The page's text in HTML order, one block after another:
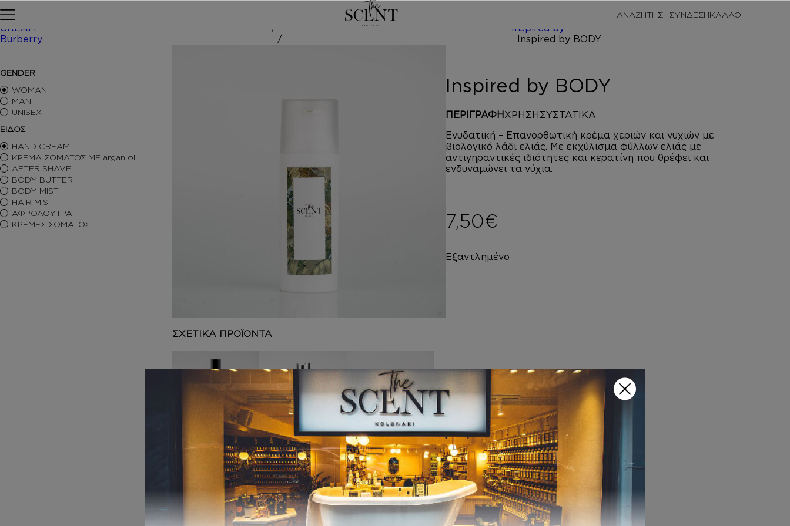
ΑΝΑΖΗΤΗΣΗΣΥΝΔΕΣΗ
ΑΦΡΟΛΟΥΤΡΑ
ΚΡΕΜΕΣ ΣΩΜΑΤΟΣ
BODY BUTTER
BODY MIST
HAIR MIST
BODY SORBET – AFTER SUN
HAIR OILS
SHIMMERING BODY OIL
SKINCARE
ΑΝΤΙΣΗΠΤΙΚΑ
ΑΡΩΜΑΤΙΚΑ ΚΕΡΙΑ – DIFFUSERS
SETS
/
ΠΕΡΙΠΟΙΗΣΗ
/
CREAM
/ Inspired by
Burberry / Inspired by BODY
Inspired by BODY
ΠΕΡΙΓΡΑΦΗ ΧΡΗΣΗ ΣΥΣΤΑΤΙΚΑ
Ενυδατική – Επανορθωτική κρέμα χεριών και νυχιών με
βιολογικό λάδι ελιάς. Με εκχύλισμα φύλλων ελιάς με
αντιγηραντικές ιδιότητες και κερατίνη που θρέφει και
ενδυναμώνει τα νύχια.
7,50€
GENDER
WOMAN
MAN
UNISEX
ΕΙΔΟΣ
HAND CREAM
ΚΡΕΜΑ ΣΩΜΑΤΟΣ ΜΕ argan oil
AFTER SHAVE
BODY BUTTER
BODY MIST
HAIR MIST
ΑΦΡΟΛΟΥΤΡΑ
ΚΡΕΜΕΣ ΣΩΜΑΤΟΣ
Εξαντλημένο
ΣΧΕΤΙΚΑ ΠΡΟΪΟΝΤΑ
Inspired by BODY
8,00€ –
ΚΡΕΜΕΣ ΣΩΜΑΤ
ΟΣ
Inspired by BODY
7,00€ –
BODY BUTTER
Inspired by BODY
15,00€